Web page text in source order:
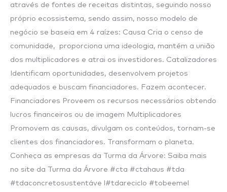
através de fontes de receitas distintas, seguindo nosso
próprio ecossistema, sendo assim, nosso modelo de
negócio se baseia em 4 raízes: Causa Cria o censo de
comunidade, proporciona uma ideologia, mantém a união
dos multiplicadores e atrai os investidores. Catalizadores
Identificam oportunidades, desenvolvem projetos
adequados e buscam financiadores. Fazem acontecer.
Financiadores Proveem os recursos necessários obtendo
lucros financeiros ou de imagem Multiplicadores
Promovem as causas, divulgam os conteúdos, tornam-se
clientes dos financiadores. Transformam o planeta.
Conheça as empresas da Turma da Árvore: Saiba mais
no site da Turma da Árvore #cta #ctahaus #tda
#tdaconcretosustentáve l#tdareciclo #tobeemel